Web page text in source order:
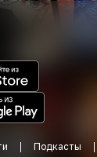
Подкасты